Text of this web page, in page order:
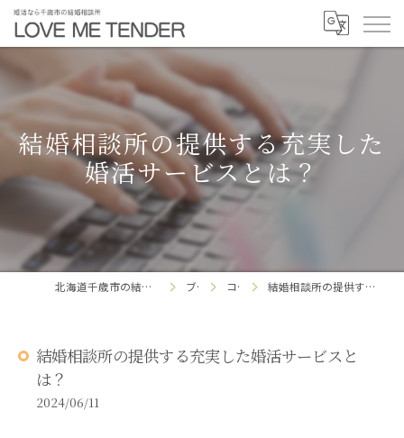
結婚相談所の提供する充実した
婚活サービスとは？
北海道千歳市の結婚相談所ならLOVE ME TENDER ブログ コラム 結婚相談所の提供する充実した婚活サービスとは？
結婚相談所の提供する充実した婚活サービスと
は？
2024/06/11